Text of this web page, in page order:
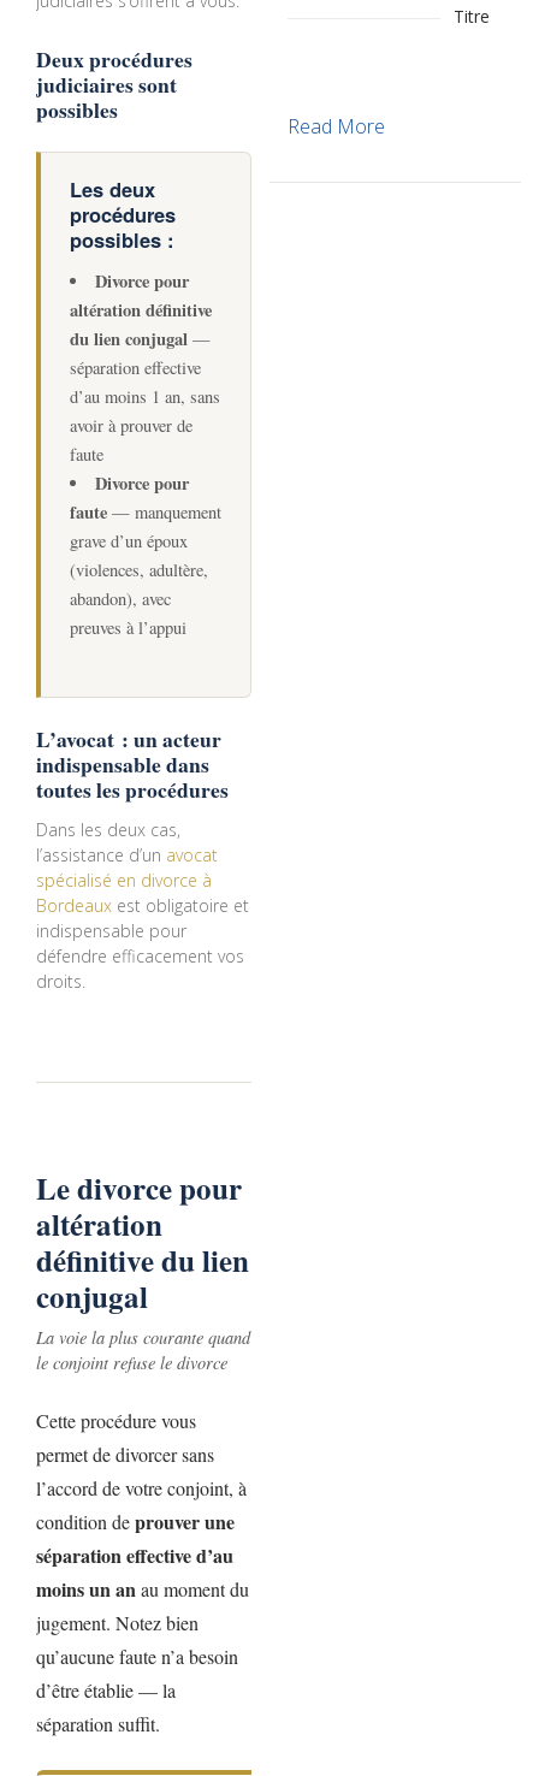
Deux procédures
judiciaires sont
possibles
Les deux
procédures
possibles :
Divorce pour
altération définitive
du lien conjugal —
séparation effective
d’au moins 1 an, sans
avoir à prouver de
faute
Divorce pour
faute — manquement
grave d’un époux
(violences, adultère,
abandon), avec
preuves à l’appui
L’avocat : un acteur
indispensable dans
toutes les procédures
Dans les deux cas,
l’assistance d’un avocat
spécialisé en divorce à
Bordeaux est obligatoire et
indispensable pour
défendre efficacement vos
droits.
Le divorce pour
altération
définitive du lien
conjugal
La voie la plus courante quand
le conjoint refuse le divorce
Cette procédure vous
permet de divorcer sans
l’accord de votre conjoint, à
condition deprouver une
séparation effective d’au
moins un an au moment du
jugement. Notez bien
qu’aucune faute n’a besoin
d’être établie — la
séparation suffit.
Titre
Read More